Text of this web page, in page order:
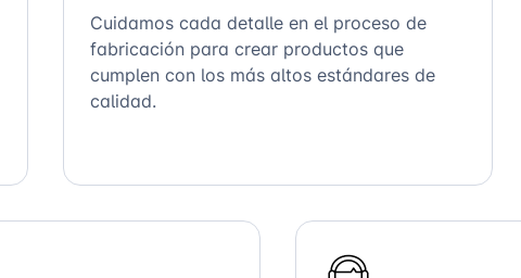
Cuidamos cada detalle en el proceso de
fabricación para crear productos que
cumplen con los más altos estándares de
calidad.